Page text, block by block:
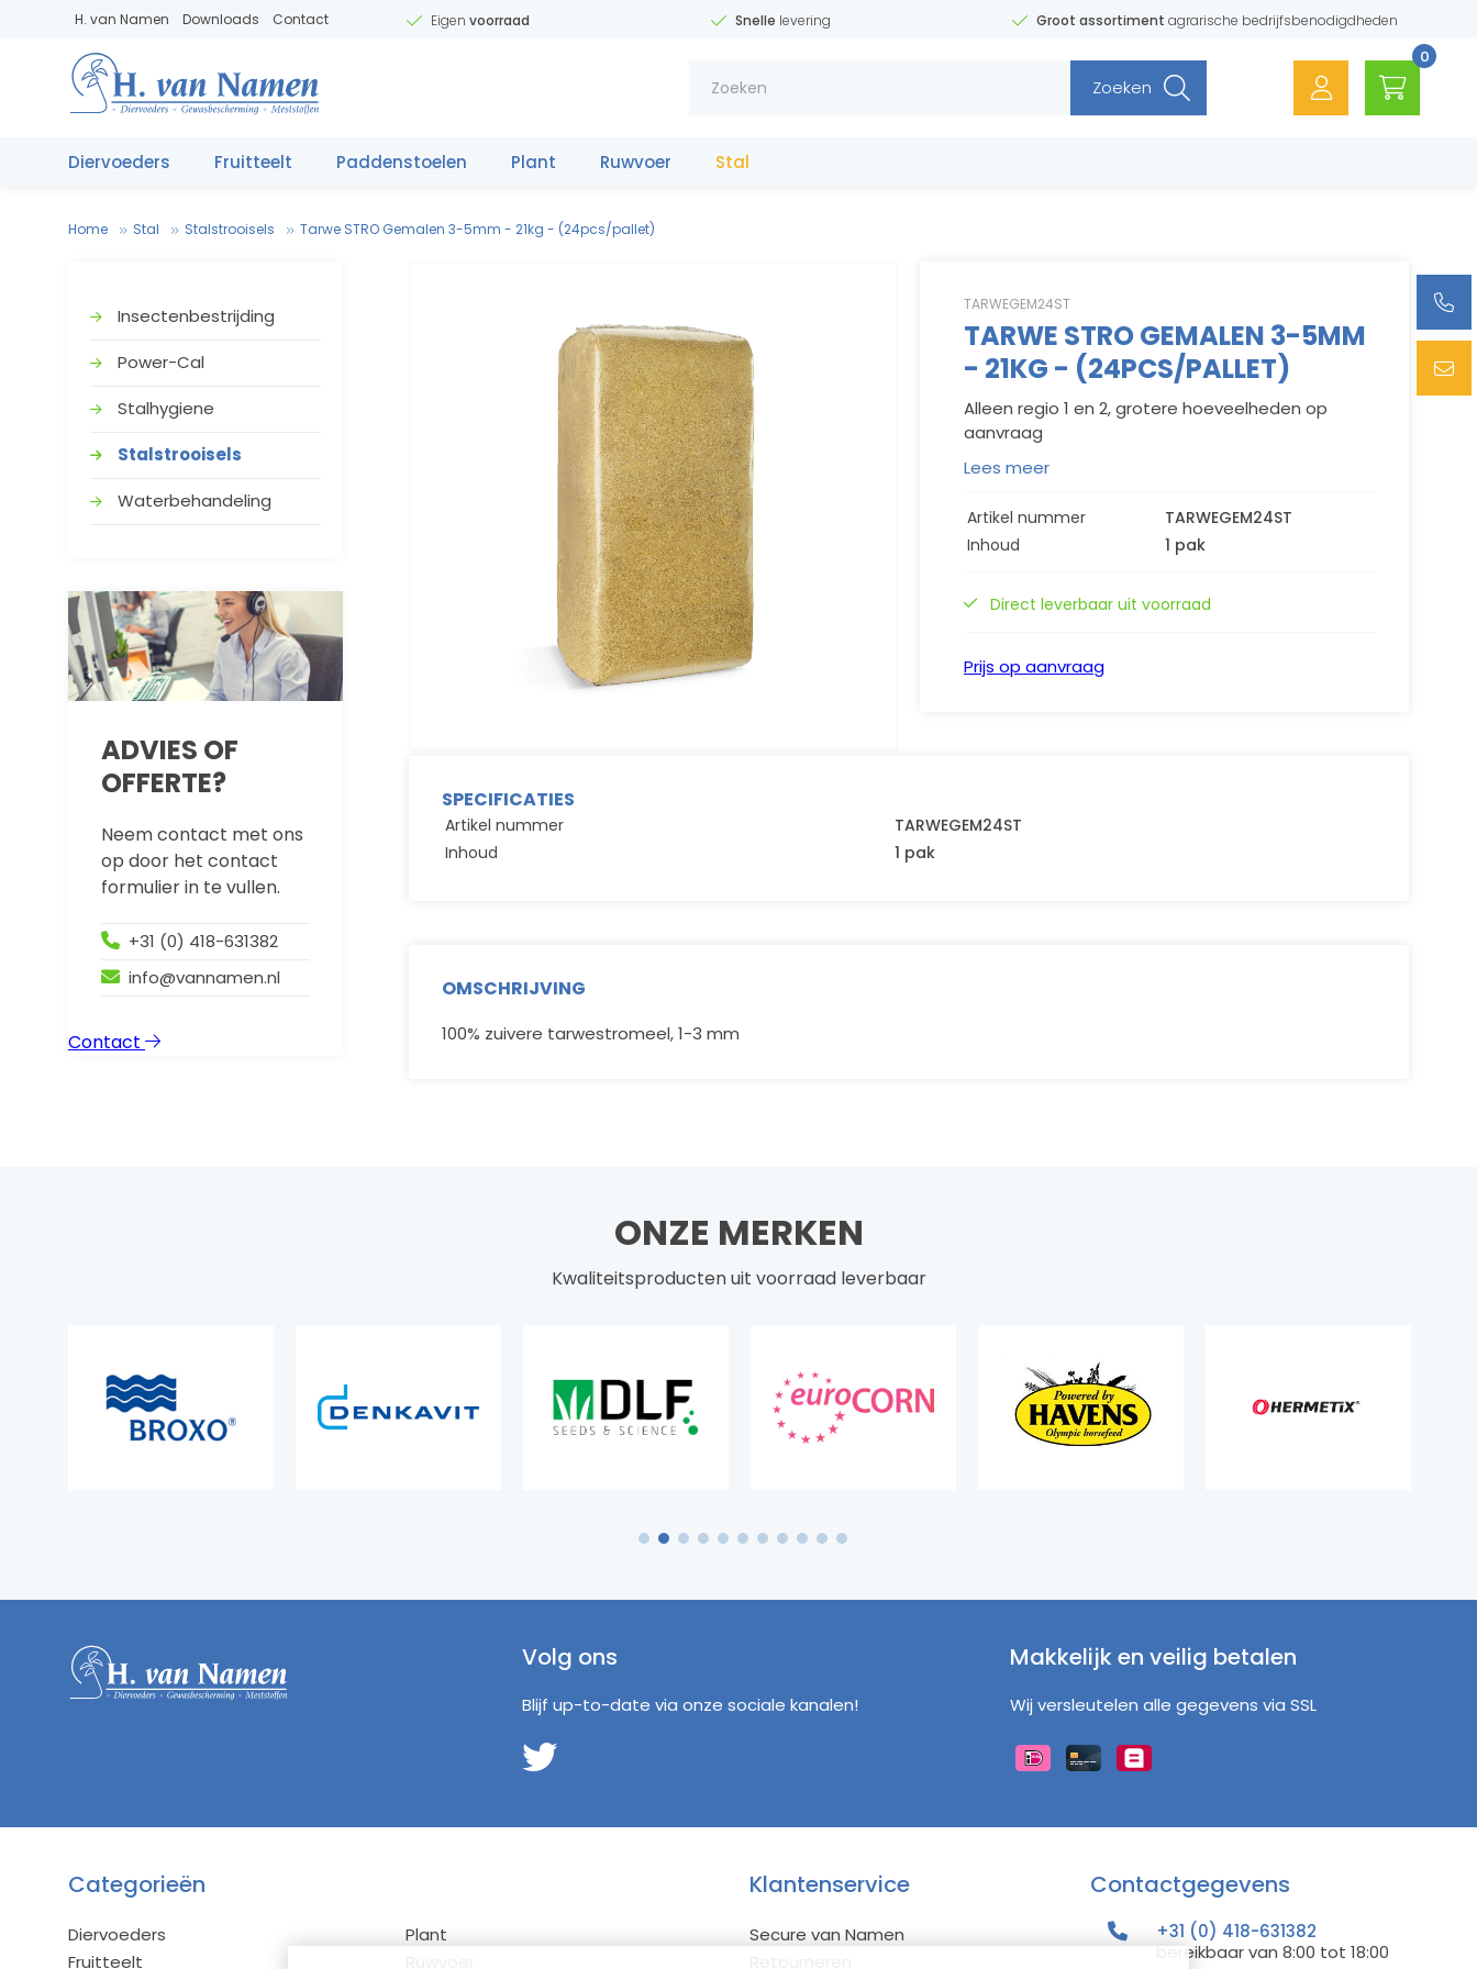
11
Meststo ffe
V
.
Ve 31(0)653342 111
H. van Namen Downloads Contact Eigen voorraad Snelle levering Groot assortiment agrarische bedrijfsbenodigdheden
0
Zoeken
Diervoeders Fruitteelt Paddenstoelen Plant Ruwvoer Stal
Home Stal Stalstrooisels Tarwe STRO Gemalen 3-5mm - 21kg - (24pcs/pallet)
Insectenbestrijding
Power-Cal
Stalhygiene
Stalstrooisels
Waterbehandeling
ADVIES OF
OFFERTE?
Neem contact met ons
op door het contact
formulier in te vullen.
+31 (0) 418-631382
info@vannamen.nl
Contact
TARWEGEM24ST
TARWE STRO GEMALEN 3-5MM
- 21KG - (24PCS/PALLET)
Alleen regio 1 en 2, grotere hoeveelheden op
aanvraag
Lees meer
Artikel nummer
TARWEGEM24ST
Inhoud
1 pak
Direct leverbaar uit voorraad
Prijs op aanvraag
SPECIFICATIES
Artikel nummer
TARWEGEM24ST
Inhoud
1 pak
OMSCHRIJVING
100% zuivere tarwestromeel, 1-3 mm
ONZE MERKEN
Kwaliteitsproducten uit voorraad leverbaar
1 2 3 4 5 6 7 8 9 10 11
Volg ons
Blijf up-to-date via onze sociale kanalen!
Makkelijk en veilig betalen
Wij versleutelen alle gegevens via SSL
Categorieën
Diervoeders
Fruitteelt
Plant
Klantenservice
Secure van Namen
Contactgegevens
+31 (0) 418-631382
bereikbaar van 8:00 tot 18:00